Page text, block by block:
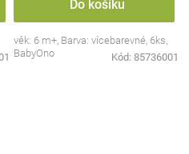
Do košíku
věk: 6 m+, Barva: vícebarevné, 6ks,
BabyOno
Kód: 85736001